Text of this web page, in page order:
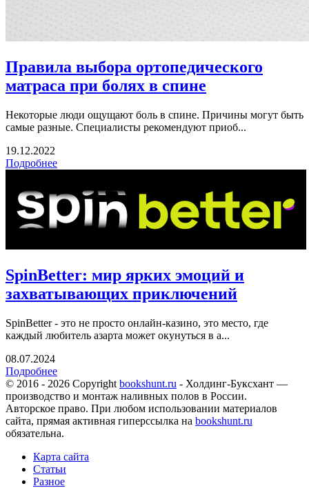
Правила выбора ортопедического
матраса при болях в спине
Некоторые люди ощущают боль в спине. Причины могут быть
самые разные. Специалисты рекомендуют приоб...
19.12.2022
Подробнее
SpinBetter: мир ярких эмоций и
захватывающих приключений
SpinBetter - это не просто онлайн-казино, это место, где
каждый любитель азарта может окунуться в а...
08.07.2024
Подробнее
© 2016 - 2026 Copyright bookshunt.ru - Холдинг-Буксхант —
производство и монтаж наливных полов в России.
Авторское право. При любом использовании материалов
сайта, прямая активная гиперссылка на bookshunt.ru
обязательна.
Карта сайта
Статьи
Разное